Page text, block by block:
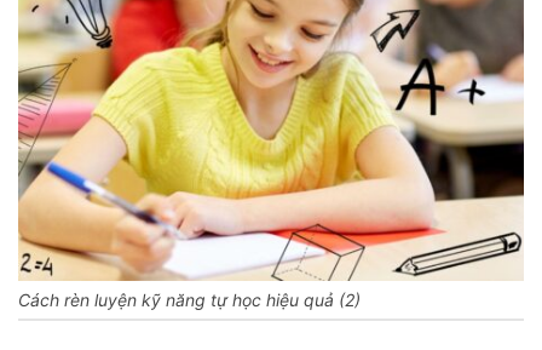
Cách rèn luyện kỹ năng tự học hiệu quả (2)